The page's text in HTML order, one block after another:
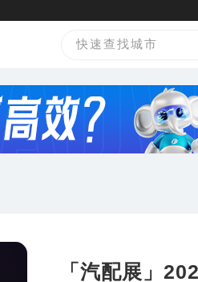
「汽配展」